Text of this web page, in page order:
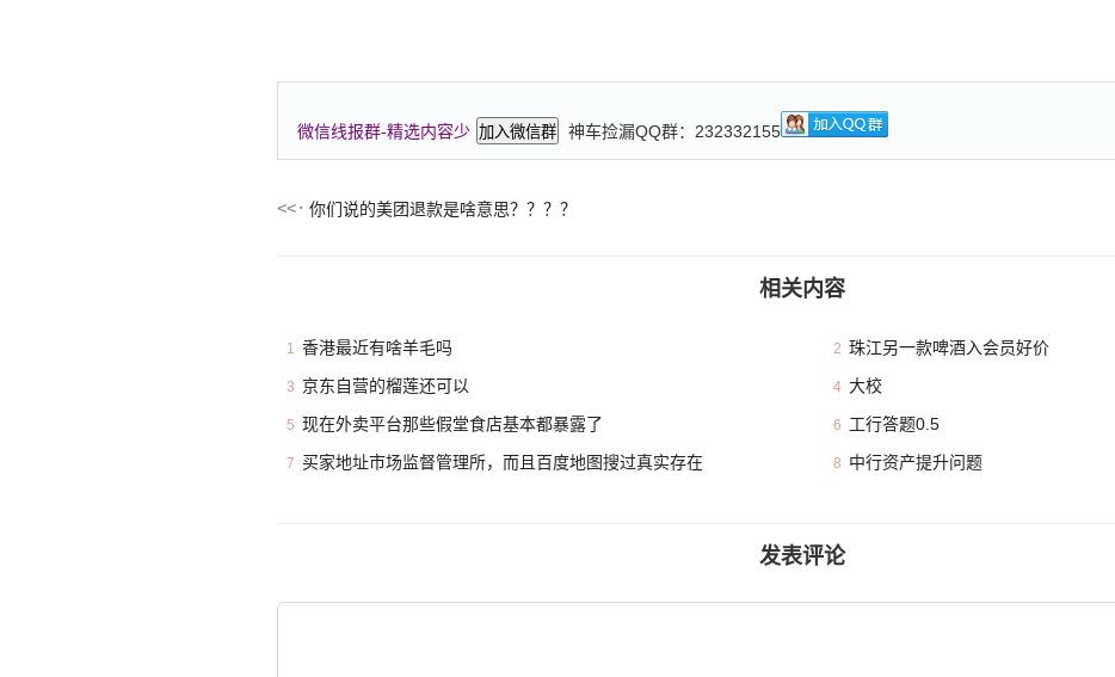
微信线报群-精选内容少 加入微信群 神车捡漏QQ群：232332155
你们说的美团退款是啥意思？？？？
相关内容
1 香港最近有啥羊毛吗 2 珠江另一款啤酒入会员好价
3 京东自营的榴莲还可以 4 大校
5 现在外卖平台那些假堂食店基本都暴露了 6 工行答题0.5
7 买家地址市场监督管理所，而且百度地图搜过真实存在 8 中行资产提升问题
发表评论